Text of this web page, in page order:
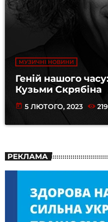
МУЗИЧНІ НОВИНИ
Геній нашого
Кузьми Скрябіна
today 5 ЛЮТОГО, 2023
РЕКЛАМА